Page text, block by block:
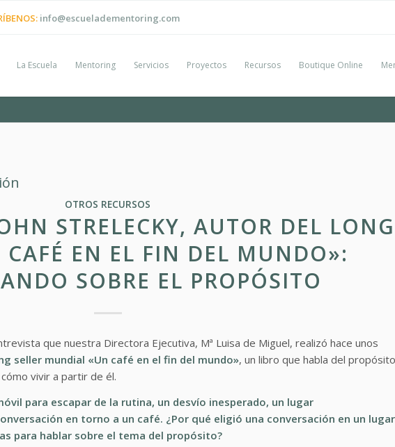
info@escueladementoring.com
La Escuela Mentoring Servicios Proyectos Recursos Boutique Online
OTROS RECURSOS
STRELECKY, AUTOR DEL LONG
CAFÉ EN EL FIN DEL MUNDO»:
SOBRE EL PROPÓSITO
que nuestra Directora Ejecutiva, Mª Luisa de Miguel, realizó hace unos
seller mundial «Un café en el fin del mundo», un libro que habla del propósito
vivir a partir de él.
para escapar de la rutina, un desvío inesperado, un lugar
en torno a un café. ¿Por qué eligió una conversación en un lugar
para hablar sobre el tema del propósito?